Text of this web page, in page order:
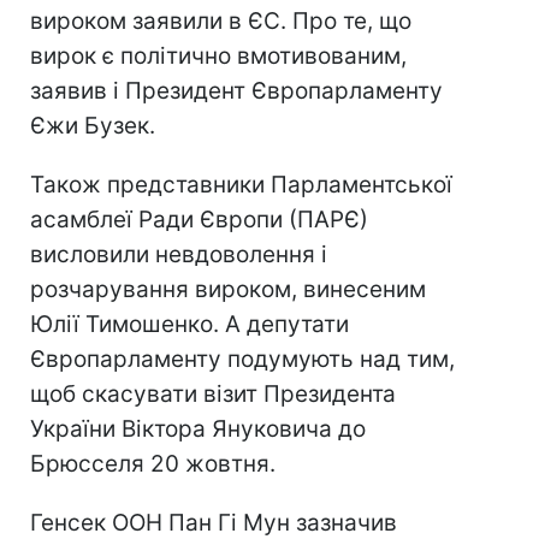
вироком заявили в ЄС. Про те, що
вирок є політично вмотивованим,
заявив і Президент Європарламенту
Єжи Бузек.
Також представники Парламентської
асамблеї Ради Європи (ПАРЄ)
висловили невдоволення і
розчарування вироком, винесеним
Юлії Тимошенко. А депутати
Європарламенту подумують над тим,
щоб скасувати візит Президента
України Віктора Януковича до
Брюсселя 20 жовтня.
Генсек ООН Пан Гі Мун зазначив